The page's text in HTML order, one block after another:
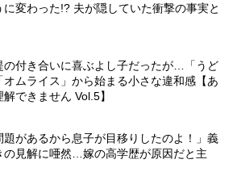
に変わった!? 夫が隠していた衝撃の事実と
の付き合いに喜ぶよし子だったが…「うど
オムライス」から始まる小さな違和感【あ
できません Vol.5】
題があるから息子が目移りしたのよ！」義
の見解に唖然…嫁の高学歴が原因だと主